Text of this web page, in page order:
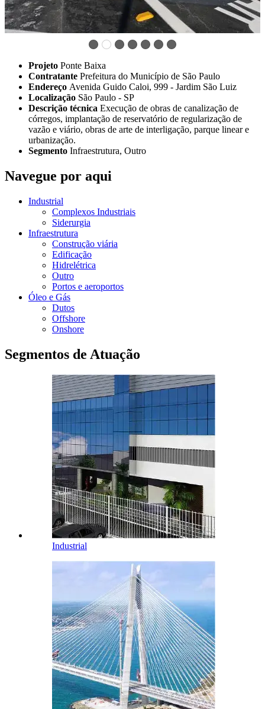
Projeto Ponte Baixa
Contratante Prefeitura do Município de São Paulo
Endereço Avenida Guido Caloi, 999 - Jardim São Luiz
Localização São Paulo - SP
Descrição técnica Execução de obras de canalização de
córregos, implantação de reservatório de regularização de
vazão e viário, obras de arte de interligação, parque linear e
urbanização.
Segmento Infraestrutura, Outro
Navegue por aqui
Industrial
Complexos Industriais
Siderurgia
Infraestrutura
Construção viária
Edificação
Hidrelétrica
Outro
Portos e aeroportos
Óleo e Gás
Dutos
Offshore
Onshore
Segmentos de Atuação
Industrial